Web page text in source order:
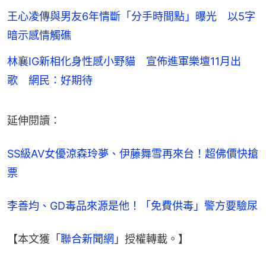
王心凌傳與男友6年情斷「分手時間點」曝光 以5字
暗示感情觸礁
林襄IG新相化身性感小野貓 宣佈進軍樂壇11月出
歌 網民：好期待
延伸閱讀：
SS級AV女優涼森玲夢、伊藤舞雪再來台！超佛價快搶
票
李善均、GD毒品來源是他！「免費供毒」警方要驗尿
【本文獲「 聯合新聞網 」授權轉載。】